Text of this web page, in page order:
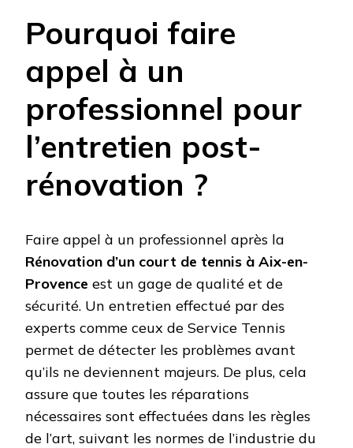
Pourquoi faire
appel à un
professionnel pour
l’entretien post-
rénovation ?
Faire appel à un professionnel après la
Rénovation d’un court de tennis à Aix-en-
Provence est un gage de qualité et de
sécurité. Un entretien effectué par des
experts comme ceux de Service Tennis
permet de détecter les problèmes avant
qu’ils ne deviennent majeurs. De plus, cela
assure que toutes les réparations
nécessaires sont effectuées dans les règles
de l’art, suivant les normes de l’industrie du